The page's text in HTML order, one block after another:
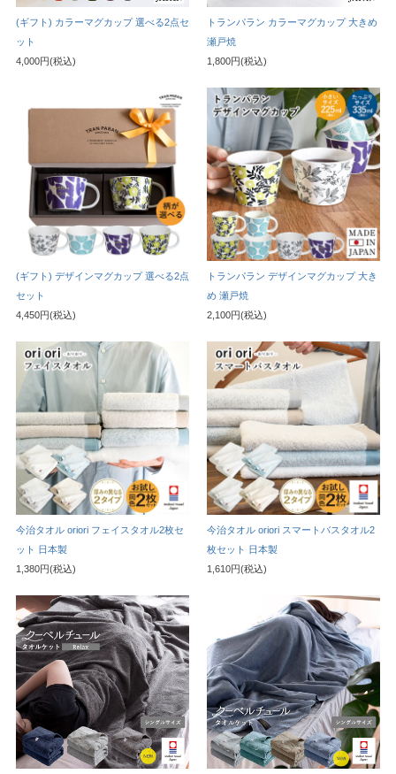
(ギフト) カラーマグカップ 選べる2点セ
ット
4,000円(税込)
トランパラン カラーマグカップ 大きめ
瀬戸焼
1,800円(税込)
(ギフト) デザインマグカップ 選べる2点
セット
4,450円(税込)
トランパラン デザインマグカップ 大き
め 瀬戸焼
2,100円(税込)
今治タオル oriori フェイスタオル2枚セ
ット 日本製
1,380円(税込)
今治タオル oriori スマートバスタオル2
枚セット 日本製
1,610円(税込)